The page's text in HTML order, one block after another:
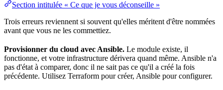
Section intitulée « Ce que je vous déconseille »
Trois erreurs reviennent si souvent qu'elles méritent d'être nommées
avant que vous ne les commettiez.
Provisionner du cloud avec Ansible. Le module existe, il
fonctionne, et votre infrastructure dérivera quand même. Ansible n'a
pas d'état à comparer, donc il ne sait pas ce qu'il a créé la fois
précédente. Utilisez Terraform pour créer, Ansible pour configurer.